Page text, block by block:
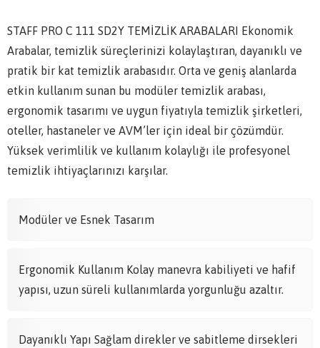
STAFF PRO C 111 SD2Y TEMİZLİK ARABALARI Ekonomik
Arabalar, temizlik süreçlerinizi kolaylaştıran, dayanıklı ve
pratik bir kat temizlik arabasıdır. Orta ve geniş alanlarda
etkin kullanım sunan bu modüler temizlik arabası,
ergonomik tasarımı ve uygun fiyatıyla temizlik şirketleri,
oteller, hastaneler ve AVM’ler için ideal bir çözümdür.
Yüksek verimlilik ve kullanım kolaylığı ile profesyonel
temizlik ihtiyaçlarınızı karşılar.
Modüler ve Esnek Tasarım
Ergonomik Kullanım Kolay manevra kabiliyeti ve hafif
yapısı, uzun süreli kullanımlarda yorgunluğu azaltır.
Dayanıklı Yapı Sağlam direkler ve sabitleme dirsekleri